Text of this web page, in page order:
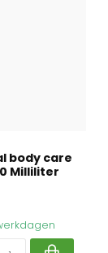
body care
Milliliter